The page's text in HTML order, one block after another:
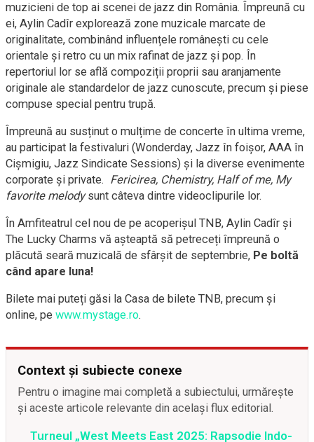
muzicieni de top ai scenei de jazz din România. Împreună cu
ei, Aylin Cadîr explorează zone muzicale marcate de
originalitate, combinând influențele românești cu cele
orientale și retro cu un mix rafinat de jazz și pop. În
repertoriul lor se află compoziții proprii sau aranjamente
originale ale standardelor de jazz cunoscute, precum și piese
compuse special pentru trupă.
Împreună au susținut o mulțime de concerte în ultima vreme,
au participat la festivaluri (Wonderday, Jazz în foișor, AAA în
Cișmigiu, Jazz Sindicate Sessions) și la diverse evenimente
corporate și private. Fericirea, Chemistry, Half of me, My
favorite melodysunt câteva dintre videoclipurile lor.
În Amfiteatrul cel nou de pe acoperișul TNB, Aylin Cadîr și
The Lucky Charms vă așteaptă să petreceți împreună o
plăcută seară muzicală de sfârșit de septembrie, Pe boltă
când apare luna!
Bilete mai puteți găsi la Casa de bilete TNB, precum și
online, pe www.mystage.ro.
Context și subiecte conexe
Pentru o imagine mai completă a subiectului, urmărește
și aceste articole relevante din același flux editorial.
Turneul „West Meets East 2025: Rapsodie Indo-